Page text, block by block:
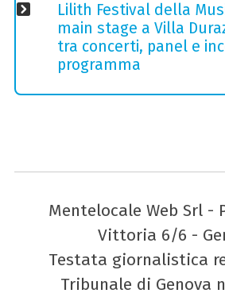
Lilith Festival della
main stage a Villa
tra concerti, panel e
programma
Mentelocale Web Srl -
Vittoria 6/6 -
Testata giornalistica
Tribunale di Genova